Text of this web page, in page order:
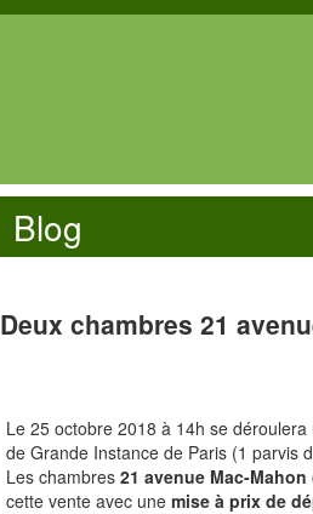
Blog
Deux chambres 21
Le 25 octobre 2018 à 14h se
de Grande Instance de Paris (1 parvis
Les chambres 21 avenue Mac-
cette vente avec unemise à prix de